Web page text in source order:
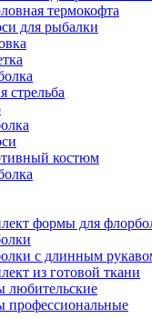
термокофта
для рыбалки
стрельба
костюм
формы для
с длинным
из готовой ткани
любительские
профессиональные